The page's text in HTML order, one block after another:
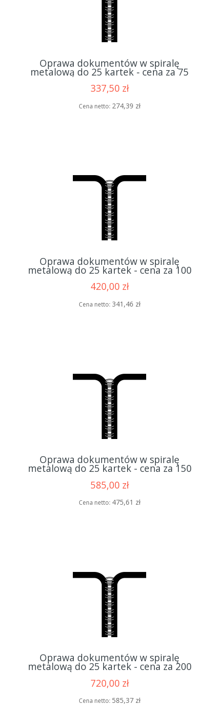
Oprawa dokumentów w spiralę
metalową do 25 kartek - cena za 75
337,50 zł
Cena netto: 274,39 zł
Oprawa dokumentów w spiralę
metalową do 25 kartek - cena za 100
420,00 zł
Cena netto: 341,46 zł
Oprawa dokumentów w spiralę
metalową do 25 kartek - cena za 150
585,00 zł
Cena netto: 475,61 zł
Oprawa dokumentów w spiralę
metalową do 25 kartek - cena za 200
720,00 zł
Cena netto: 585,37 zł